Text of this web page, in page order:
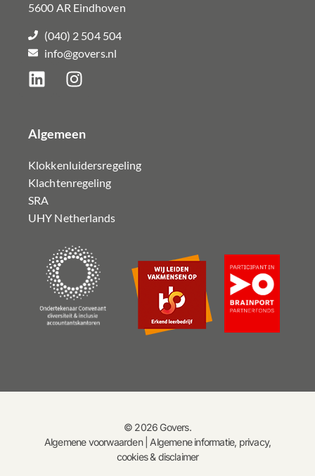
5600 AR Eindhoven
(040) 2 504 504
info@govers.nl
Algemeen
Klokkenluidersregeling
Klachtenregeling
SRA
UHY Netherlands
© 2026 Govers.
Algemene voorwaarden| Algemene informatie, privacy,
cookies & disclaimer